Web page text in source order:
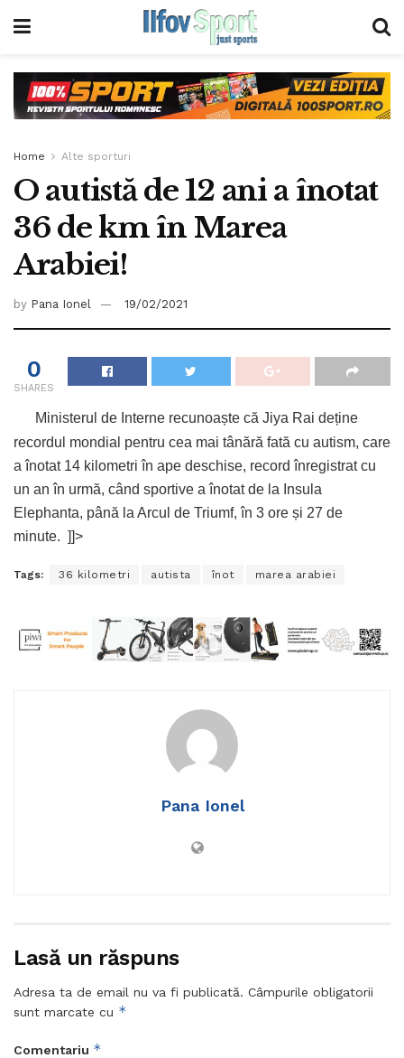
Home Alte sporturi
O autistă de 12 ani a înotat
36 de km în Marea
Arabiei!
by Pana Ionel 19/02/2021
0
SHARES
Ministerul de Interne recunoaște că Jiya Rai deține
recordul mondial pentru cea mai tânără fată cu autism, care
a înotat 14 kilometri în ape deschise, record înregistrat cu
un an în urmă, când sportive a înotat de la Insula
Elephanta, până la Arcul de Triumf, în 3 ore și 27 de
minute. ]]>
Tags: 36 kilometri autista înot marea arabiei
Pana Ionel
Lasă un răspuns
Adresa ta de email nu va fi publicată. Câmpurile obligatorii
sunt marcate cu *
Comentariu *